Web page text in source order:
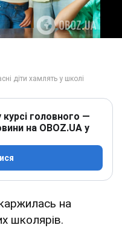
головного —
на OBOZ.UA у
на
школярів.